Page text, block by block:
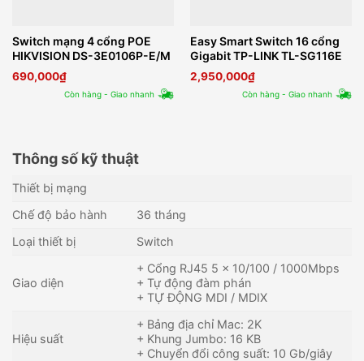
Switch mạng 4 cổng POE
HIKVISION DS-3E0106P-E/M
690,000₫
Còn hàng - Giao nhanh
Easy Smart Switch 16 cổng
Gigabit TP-LINK TL-SG116E
2,950,000₫
Còn hàng - Giao nhanh
Thông số kỹ thuật
Thiết bị mạng
Chế độ bảo hành
36 tháng
Loại thiết bị
Switch
Giao diện
+ Cổng RJ45 5 × 10/100 / 1000Mbps
+ Tự động đàm phán
+ TỰ ĐỘNG MDI / MDIX
Hiệu suất
+ Bảng địa chỉ Mac: 2K
+ Khung Jumbo: 16 KB
+ Chuyển đổi công suất: 10 Gb/giây